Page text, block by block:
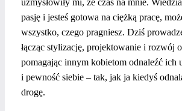
uzmysłowiły mi, że czas na mnie.
pasję i jesteś gotowa na ciężką pracę,
wszystko, czego pragniesz. Dziś
łącząc stylizację, projektowanie i rozwój
pomagając innym kobietom odnaleźć ich
i pewność siebie – tak, jak ja kiedyś
drogę.